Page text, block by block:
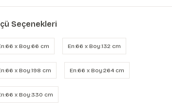
Seçenekleri
x Boy:66 cm En:66 x Boy:132 cm
x Boy:198 cm En:66 x Boy:264 cm
x Boy:330 cm